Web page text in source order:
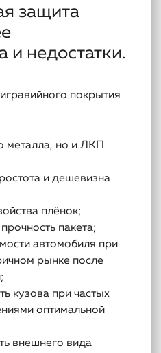
защита
и недостатки.
покрытия
металла, но и ЛКП
и дешевизна
плёнок;
пакета;
автомобиля при
рынке после
кузова при частых
оптимальной
внешнего вида